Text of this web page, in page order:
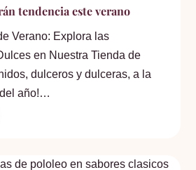
tendencia este verano
Verano: Explora las
en Nuestra Tienda de
dulceros y dulceras, a la
año!…